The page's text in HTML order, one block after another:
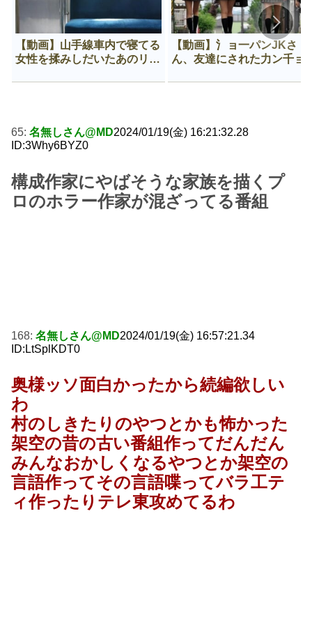
【動画】山手線車内で寝てる
女性を揉みしだいたあのリー
【動画】氵ョ一パンJKさ
ん、友達にされた力ン千ョ
65: 名無しさん@MD2024/01/19(金) 16:21:32.28
ID:3Why6BYZ0
構成作家にやばそうな家族を描くプ
ロのホラー作家が混ざってる番組
168: 名無しさん@MD2024/01/19(金) 16:57:21.34
ID:LtSplKDT0
奥様ッソ面白かったから続編欲しい
わ
村のしきたりのやつとかも怖かった
架空の昔の古い番組作ってだんだん
みんなおかしくなるやつとか架空の
言語作ってその言語喋ってバラ工テ
ィ作ったりテレ東攻めてるわ